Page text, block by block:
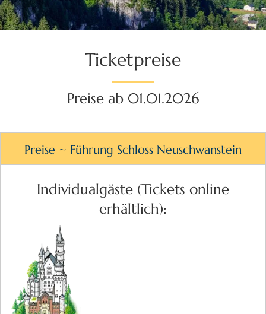
Ticketpreise
Preise ab 01.01.2026
Preise ~ Führung Schloss Neuschwanstein
Individualgäste (Tickets online
erhältlich):